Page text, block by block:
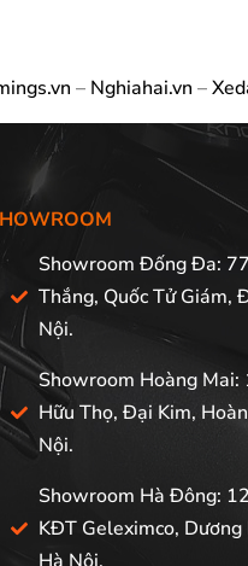
– Nghiahai.vn –
Showroom Đống Đa:
Thắng, Quốc Tử Giám,
Nội.
Showroom Hoàng Mai:
Hữu Thọ, Đại Kim,
Nội.
Showroom Hà Đông:
KĐT Geleximco,